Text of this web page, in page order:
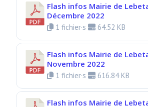
Flash infos Mairie de
Décembre 2022
1 fichier·s 64.52 KB
Flash infos Mairie de
Novembre 2022
1 fichier·s 616.84 KB
Flash infos Mairie de